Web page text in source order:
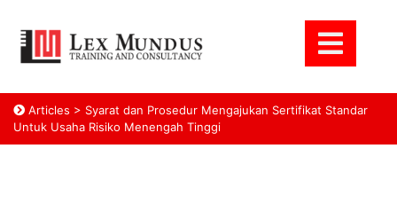
Articles > Syarat dan Prosedur Mengajukan Sertifikat Standar
Untuk Usaha Risiko Menengah Tinggi